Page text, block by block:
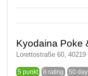
Kyodaina Poke
Lorettostraße 60,
5 punkt 8 rating 50